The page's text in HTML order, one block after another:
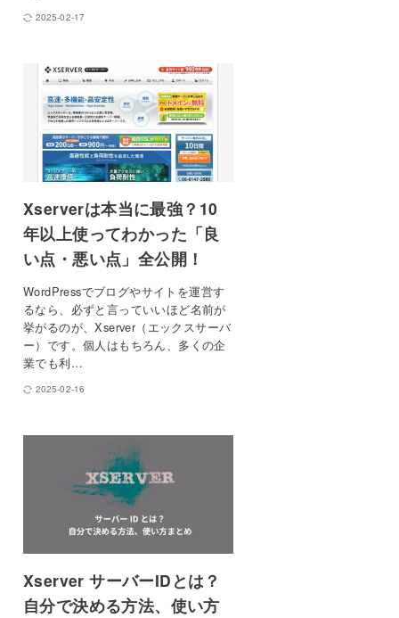
2025-02-17
Xserverは本当に最強？10
年以上使ってわかった「良
い点・悪い点」全公開！
WordPressでブログやサイトを運営す
るなら、必ずと言っていいほど名前が
挙がるのが、Xserver（エックスサーバ
ー）です。個人はもちろん、多くの企
業でも利…
2025-02-16
Xserver サーバーIDとは？
自分で決める方法、使い方